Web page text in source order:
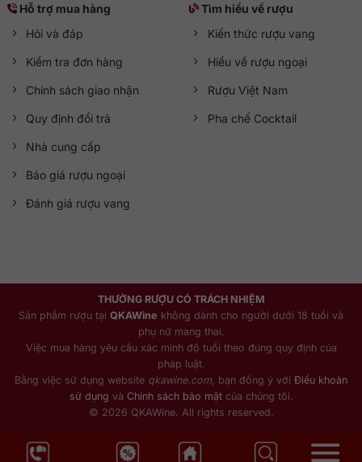
Hỗ trợ mua hàng
Hỏi và đáp
Kiểm tra đơn hàng
Chính sách giao nhận
Quy định đổi trả
Nhà cung cấp
Báo giá rượu ngoại
Đánh giá rượu vang
Tìm hiểu về rượu
Kiến thức rượu vang
Hiểu về rượu ngoại
Rượu Việt Nam
Pha chế Cocktail
THƯỞNG RƯỢU CÓ TRÁCH NHIỆM
Sản phẩm rượu tại QKAWine không dành cho người dưới 18 tuổi và
phụ nữ mang thai.
Việc mua hàng yêu cầu xác minh độ tuổi theo đúng quy định của
pháp luật.
Bằng việc sử dụng website qkawine.com , bạn đồng ý với Điều khoản
sử dụng và Chính sách bảo mậtcủa chúng tôi.
© 2026 QKAWine. All rights reserved.